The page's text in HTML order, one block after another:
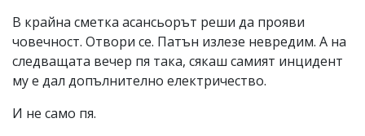
В крайна сметка асансьорът реши да прояви
човечност. Отвори се. Патън излезе невредим. А на
следващата вечер пя така, сякаш самият инцидент
му е дал допълнително електричество.
И не само пя.